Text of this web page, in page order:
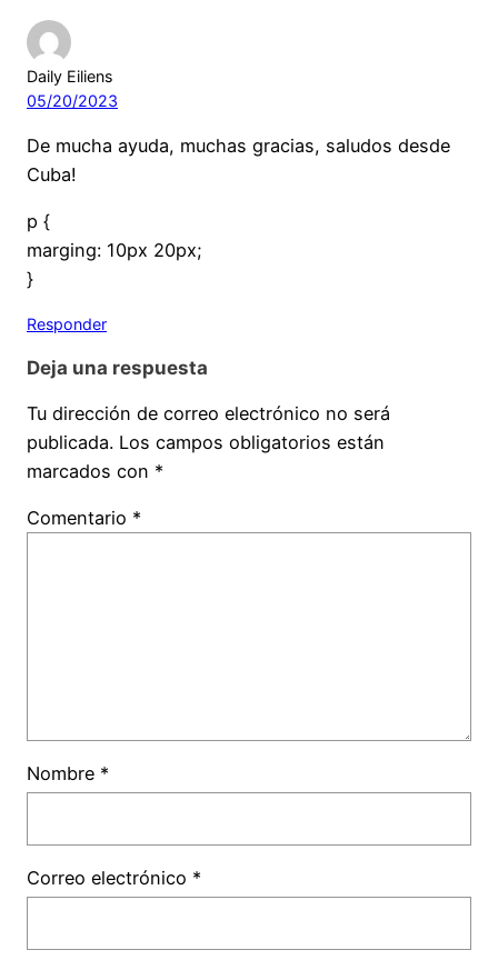
Daily Eiliens
05/20/2023
De mucha ayuda, muchas gracias, saludos desde
Cuba!
p {
marging: 10px 20px;
}
Responder
Deja una respuesta
Tu dirección de correo electrónico no será
publicada. Los campos obligatorios están
marcados con *
Comentario *
Nombre *
Correo electrónico *